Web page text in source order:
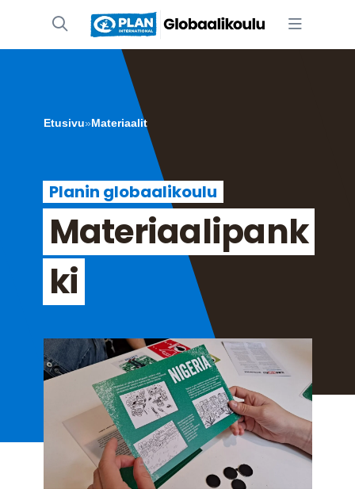
Etusivu»Materiaalit
Planin globaalikoulu
Materiaalipank
ki